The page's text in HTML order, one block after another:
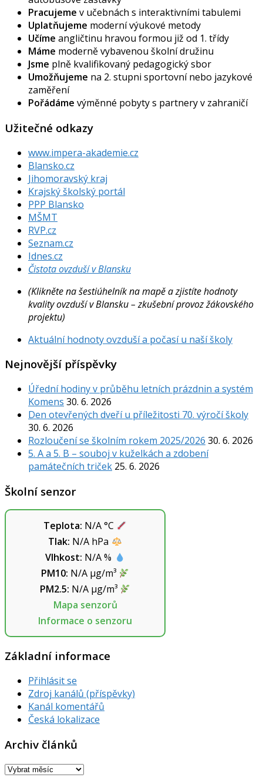
Pracujeme v učebnách s interaktivními tabulemi
Uplatňujeme moderní výukové metody
Učíme angličtinu hravou formou již od 1. třídy
Máme moderně vybavenou školní družinu
Jsme plně kvalifikovaný pedagogický sbor
Umožňujeme na 2. stupni sportovní nebo jazykové
zaměření
Pořádáme výměnné pobyty s partnery v zahraničí
Užitečné odkazy
www.impera-akademie.cz
Blansko.cz
Jihomoravský kraj
Krajský školský portál
PPP Blansko
MŠMT
RVP.cz
Seznam.cz
Idnes.cz
Čistota ovzduší v Blansku
(Klikněte na šestiúhelník na mapě a zjistíte hodnoty
kvality ovzduší v Blansku – zkušební provoz žákovského
projektu)
Aktuální hodnoty ovzduší a počasí u naší školy
Nejnovější příspěvky
Úřední hodiny v průběhu letních prázdnin a systém
Komens 30. 6. 2026
Den otevřených dveří u příležitosti 70. výročí školy
30. 6. 2026
Rozloučení se školním rokem 2025/2026 30. 6. 2026
5. A a 5. B – souboj v kuželkách a zdobení
památečních triček 25. 6. 2026
Školní senzor
Teplota: N/A°C
Tlak: N/A hPa
Vlhkost: N/A%
PM10: N/Aµg/m³
PM2.5: N/Aµg/m³
Mapa senzorů
Informace o senzoru
Základní informace
Přihlásit se
Zdroj kanálů (příspěvky)
Kanál komentářů
Česká lokalizace
Archiv článků
Archiv